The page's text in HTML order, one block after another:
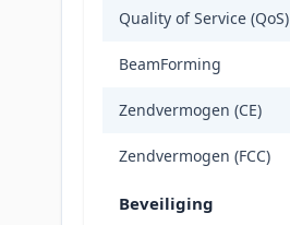
Quality of Service (QoS)
BeamForming
Zendvermogen (CE)
Zendvermogen (FCC)
Beveiliging